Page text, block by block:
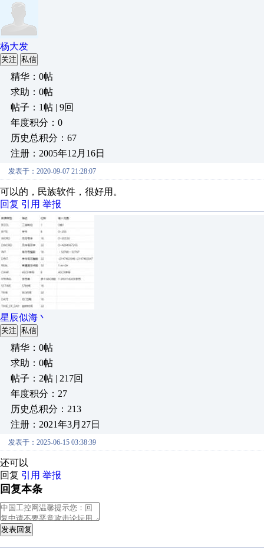
杨大发
关注 私信
精华：0帖
求助：0帖
帖子：1帖 | 9回
年度积分：0
历史总积分：67
注册：2005年12月16日
发表于：2020-09-07 21:28:07
可以的，民族软件，很好用。
回复 引用 举报
星辰似海丶
关注 私信
精华：0帖
求助：0帖
帖子：2帖 | 217回
年度积分：27
历史总积分：213
注册：2021年3月27日
发表于：2025-06-15 03:38:39
还可以
回复 引用 举报
回复本条
发表回复